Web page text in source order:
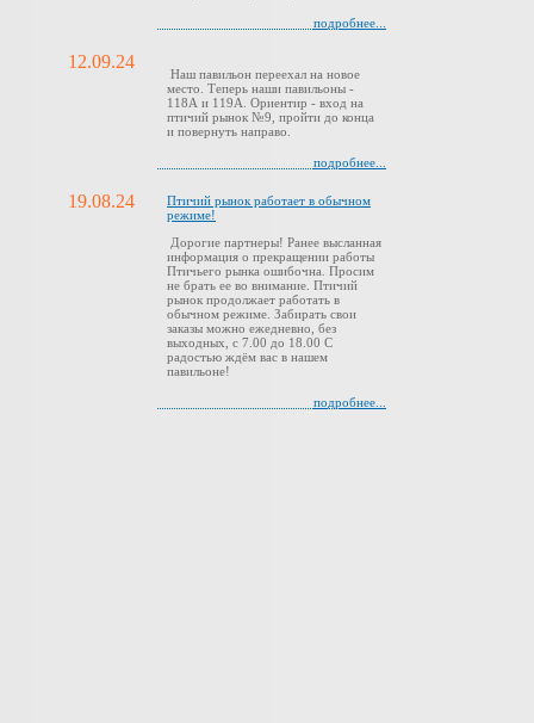
подробнее...
12.09.24
Наш павильон переехал на новое
место. Теперь наши павильоны -
118А и 119А. Ориентир - вход на
птичий рынок №9, пройти до конца
и повернуть направо.
подробнее...
19.08.24
Птичий рынок работает в обычном
режиме!
Дорогие партнеры! Ранее высланная
информация о прекращении работы
Птичьего рынка ошибочна. Просим
не брать ее во внимание. Птичий
рынок продолжает работать в
обычном режиме. Забирать свои
заказы можно ежедневно, без
выходных, с 7.00 до 18.00 С
радостью ждём вас в нашем
павильоне!
подробнее...